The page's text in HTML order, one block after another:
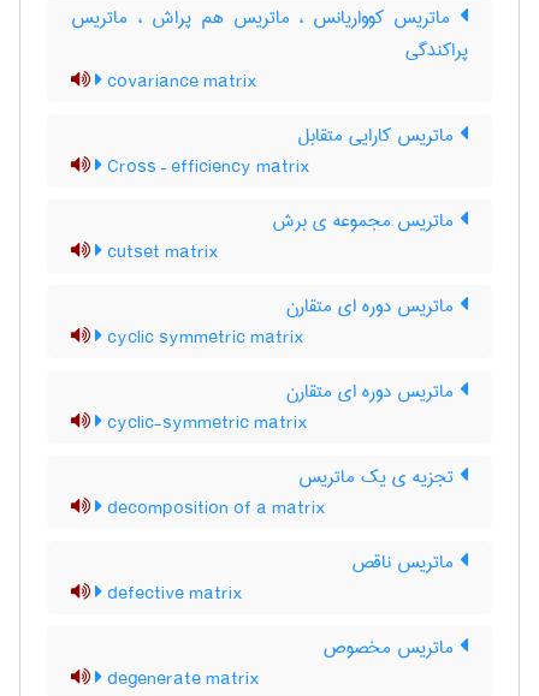
ماتریس کوواریانس ، ماتریس هم پراش ، ماتریس
پراکندگی
covariance matrix
ماتریس کارایی متقابل
Cross – efficiency matrix
ماتریس مجموعه ی برش
cutset matrix
ماتریس دوره ای متقارن
cyclic symmetric matrix
ماتریس دوره ای متقارن
cyclic-symmetric matrix
تجزیه ی یک ماتریس
decomposition of a matrix
ماتریس ناقص
defective matrix
ماتریس مخصوص
degenerate matrix